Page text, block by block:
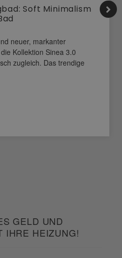
Soft Minimalism
neuer, markanter
Kollektion Sinea 3.0
zugleich. Das trendige
GELD UND
IHRE HEIZUNG!